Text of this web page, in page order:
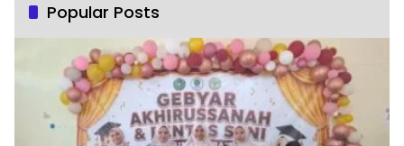
Popular Posts